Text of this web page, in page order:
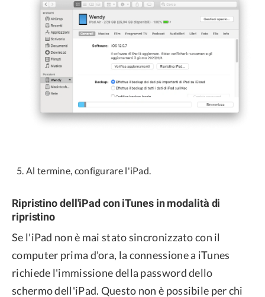
Al termine, configurare l'iPad.
Ripristino dell'iPad con iTunes in modalità di
ripristino
Se l'iPad non è mai stato sincronizzato con il
computer prima d'ora, la connessione a iTunes
richiede l'immissione della password dello
schermo dell'iPad. Questo non è possibile per chi